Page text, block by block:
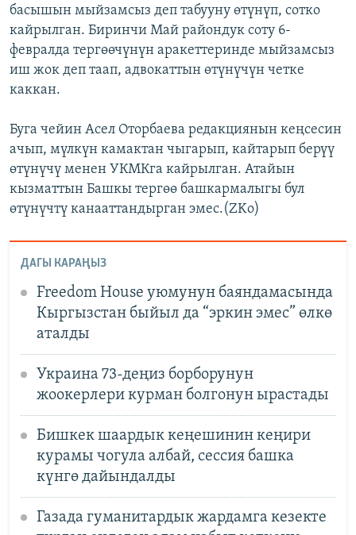
басышын мыйзамсыз деп табууну өтүнүп, сотко
кайрылган. Биринчи Май райондук соту 6-
февралда тергөөчүнүн аракеттеринде мыйзамсыз
иш жок деп таап, адвокаттын өтүнүчүн четке
каккан.
Буга чейин Асел Оторбаева редакциянын кеңсесин
ачып, мүлкүн камактан чыгарып, кайтарып берүү
өтүнүчү менен УКМКга кайрылган. Атайын
кызматтын Башкы тергөө башкармалыгы бул
өтүнүчтү канааттандырган эмес.(ZKo)
ДАГЫ КАРАҢЫЗ
Freedom House уюмунун баяндамасында
Кыргызстан быйыл да “эркин эмес” өлкө
аталды
Украина 73-деңиз борборунун
жоокерлери курман болгонун ырастады
Бишкек шаардык кеңешинин кеңири
курамы чогула албай, сессия башка
күнгө дайындалды
Газада гуманитардык жардамга кезекте